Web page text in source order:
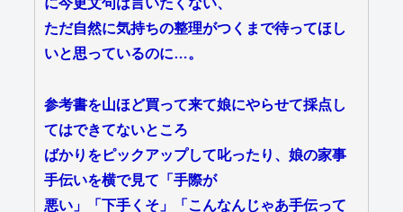
に今更文句は言いたくない、
ただ自然に気持ちの整理がつくまで待ってほし
いと思っているのに…。
参考書を山ほど買って来て娘にやらせて採点し
てはできてないところ
ばかりをピックアップして叱ったり、娘の家事
手伝いを横で見て「手際が
悪い」「下手くそ」「こんなんじゃあ手伝って